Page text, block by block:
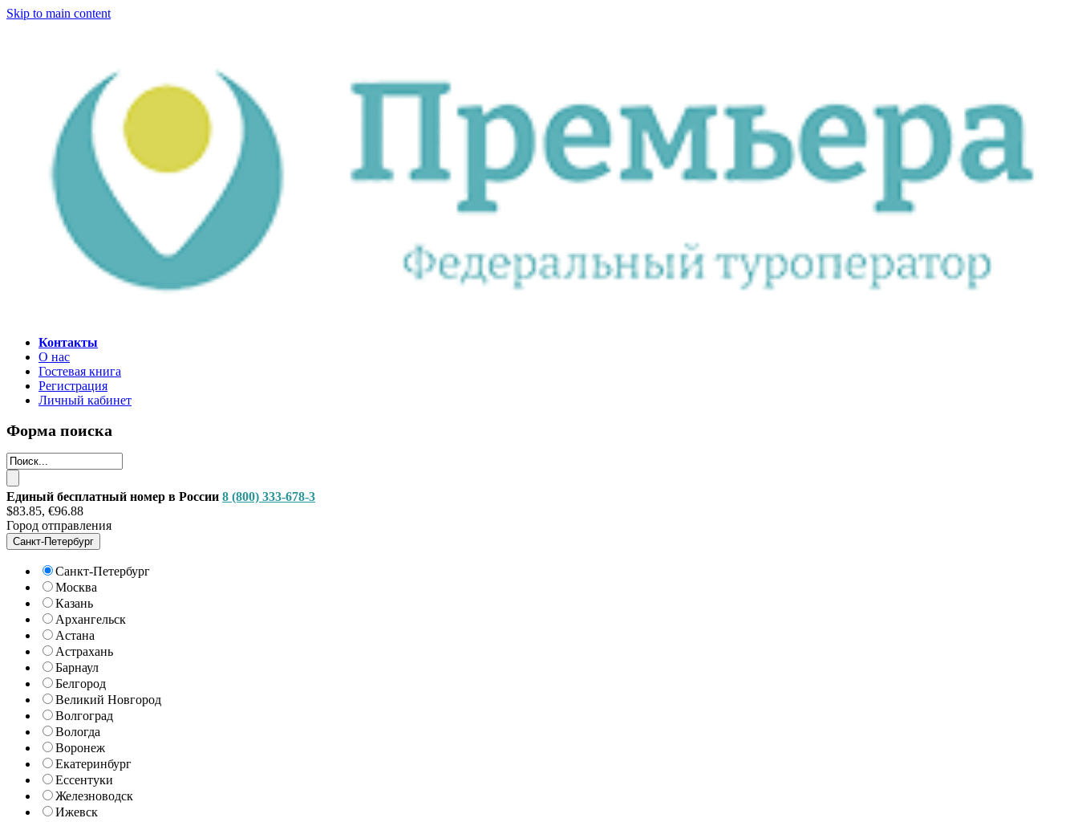
Skip to main content
Контакты
О нас
Гостевая книга
Регистрация
Личный кабинет
Форма поиска
Единый бесплатный номер в России 8 (800) 333-678-3
$83.85, €96.88
Город отправления
Санкт-Петербург
Санкт-Петербург
Москва
Казань
Архангельск
Астана
Астрахань
Барнаул
Белгород
Великий Новгород
Волгоград
Вологда
Воронеж
Екатеринбург
Ессентуки
Железноводск
Ижевск